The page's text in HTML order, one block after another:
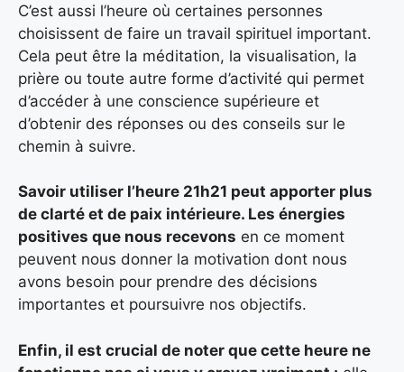
C’est aussi l’heure où certaines personnes
choisissent de faire un travail spirituel important.
Cela peut être la méditation, la visualisation, la
prière ou toute autre forme d’activité qui permet
d’accéder à une conscience supérieure et
d’obtenir des réponses ou des conseils sur le
chemin à suivre.
Savoir utiliser l’heure 21h21 peut apporter plus
de clarté et de paix intérieure. Les énergies
positives que nous recevons en ce moment
peuvent nous donner la motivation dont nous
avons besoin pour prendre des décisions
importantes et poursuivre nos objectifs.
Enfin, il est crucial de noter que cette heure ne